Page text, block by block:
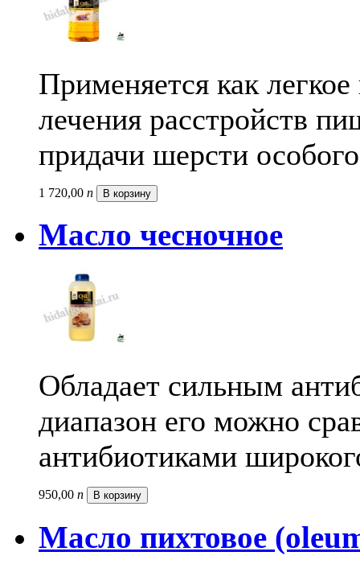
Применяется как
лечения расстройств
придачи шерсти
1 720,00 п В корзину
Масло чесночное
Обладает сильным
диапазон его можно
антибиотиками
950,00 п В корзину
Масло пихтовое